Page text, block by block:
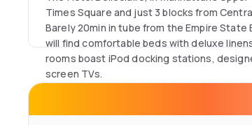
Times Square and just 3 blocks from
Barely 20min in tube from the Empire
will find comfortable beds with deluxe
rooms boast iPod docking stations,
screen TVs.